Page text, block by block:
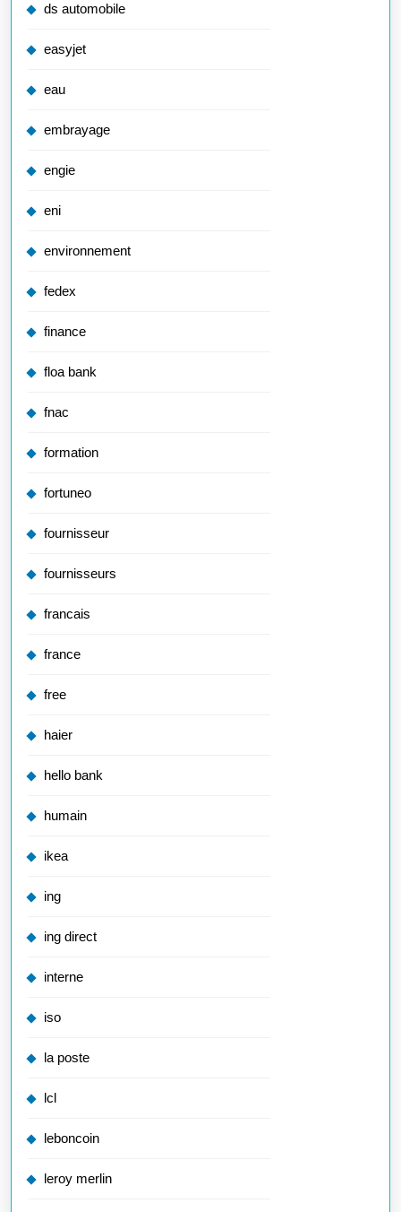
ds automobile
easyjet
eau
embrayage
engie
eni
environnement
fedex
finance
floa bank
fnac
formation
fortuneo
fournisseur
fournisseurs
francais
france
free
haier
hello bank
humain
ikea
ing
ing direct
interne
iso
la poste
lcl
leboncoin
leroy merlin